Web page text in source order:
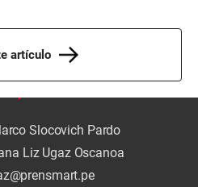
artículo
Slocovich Pardo
Liz Ugaz Oscanoa